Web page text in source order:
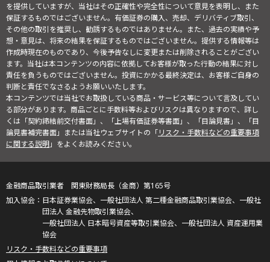
を提供していますが、当社はその正確性や完全性について意見を表明し、また
保証するものではございません。有価証券の購入、売却、デリバティブ取引、
その他の取引を推奨し、勧誘するものではありません。また、過去の実績や予
想・意見は、将来の結果を保証するものではございません。提供する情報等は
作成時現在のものであり、今後予告なしに変更または削除されることがござい
ます。当社は本コンテンツの内容に依拠してお客様が取った行動の結果に対し
責任を負うものではございません。投資にかかる最終決定は、お客様ご自身の
判断と責任でなさるようお願いいたします。
本コンテンツでは当社でお取扱している商品・サービス等について言及してい
る部分があります。商品ごとに手数料等およびリスクは異なりますので、詳し
くは「契約締結前交付書面」、「上場有価証券等書面」、「目論見書」、「目
論見書補完書面」または当社ウェブサイトの「リスク・手数料などの重要事項
に関する説明」をよくお読みください。
金融商品取引業者 関東財務局長（金商）第165号
日本証券業協会、一般社団法人 第二種金融商品取引業協会、一般社
団法人 金融先物取引業協会、
一般社団法人 日本暗号資産等取引業協会、一般社団法人 資産運用業
協会
リスク・手数料などの重要事項